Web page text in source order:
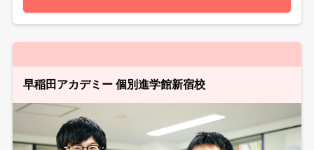
早稲田アカデミー 個別進学館新宿校